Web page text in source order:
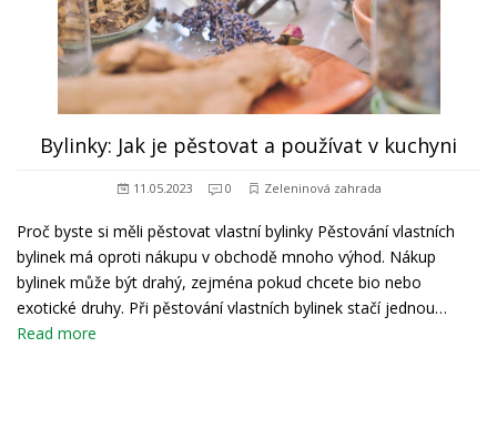
Bylinky: Jak je pěstovat a používat v kuchyni
11.05.2023 0 Zeleninová zahrada
Proč byste si měli pěstovat vlastní bylinky Pěstování vlastních
bylinek má oproti nákupu v obchodě mnoho výhod. Nákup
bylinek může být drahý, zejména pokud chcete bio nebo
exotické druhy. Při pěstování vlastních bylinek stačí jednou…
Read more